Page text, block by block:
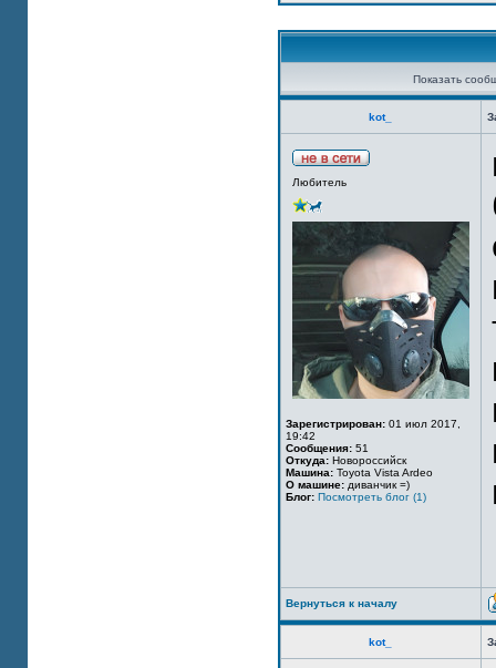
Показать
kot_
Любитель
Зарегистрирован: 01 июл 2017,
19:42
Сообщения: 51
Откуда: Новороссийск
Машина: Toyota Vista Ardeo
О машине: диванчик =)
Блог: Посмотреть блог (1)
Вернуться к началу
kot_